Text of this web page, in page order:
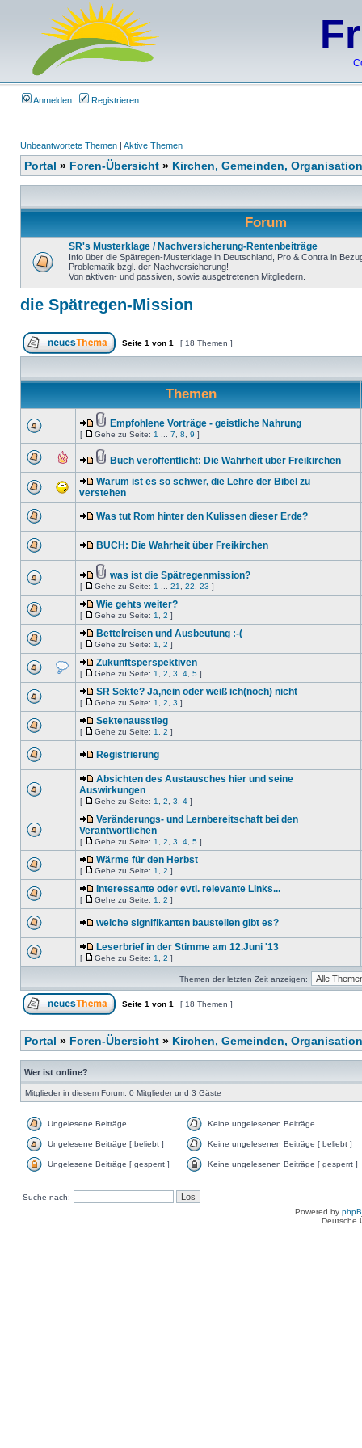
Anmelden Registrieren
Unbeantwortete Themen | Aktive Themen
Portal » Foren-Übersicht » Kirchen, Gemeinden,
Forum
SR's Musterklage / Nachversicherung-Rentenbeiträge
Info über die Spätregen-Musterklage in Deutschland, Pro & Contra in
Problematik bzgl. der Nachversicherung!
Von aktiven- und passiven, sowie ausgetretenen Mitgliedern.
die Spätregen-Mission
Seite 1 von 1 [ 18 Themen ]
Themen
Empfohlene Vorträge - geistliche Nahrung
[ Gehe zu Seite: 1 7 8 9 ]
Buch veröffentlicht: Die Wahrheit über Freikirchen
Warum ist es so schwer, die Lehre der Bibel zu
verstehen
Was tut Rom hinter den Kulissen dieser Erde?
BUCH: Die Wahrheit über Freikirchen
was ist die Spätregenmission?
[ Gehe zu Seite: 1 21 22 23 ]
Wie gehts weiter?
[ Gehe zu Seite: 1 2 ]
Bettelreisen und Ausbeutung :-(
[ Gehe zu Seite: 1 2 ]
Zukunftsperspektiven
[ Gehe zu Seite: 1 2 3 4 5 ]
SR Sekte? Ja,nein oder weiß ich(noch) nicht
[ Gehe zu Seite: 1 2 3 ]
Sektenausstieg
[ Gehe zu Seite: 1 2 ]
Registrierung
Absichten des Austausches hier und seine
Auswirkungen
[ Gehe zu Seite: 1 2 3 4 ]
Veränderungs- und Lernbereitschaft bei den
Verantwortlichen
[ Gehe zu Seite: 1 2 3 4 5 ]
Wärme für den Herbst
[ Gehe zu Seite: 1 2 ]
Interessante oder evtl. relevante Links...
[ Gehe zu Seite: 1 2 ]
welche signifikanten baustellen gibt es?
Leserbrief in der Stimme am 12.Juni '13
[ Gehe zu Seite: 1 2 ]
Themen der letzten Zeit anzeigen:
Seite 1 von 1 [ 18 Themen ]
Portal » Foren-Übersicht » Kirchen, Gemeinden,
Wer ist online?
Mitglieder in diesem Forum: 0 Mitglieder und 3 Gäste
Ungelesene Beiträge Keine ungelesenen Beiträge
Ungelesene Beiträge [ beliebt ] Keine ungelesenen Beiträge [ beliebt ]
Ungelesene Beiträge [ gesperrt ] Keine ungelesenen Beiträge [ gesperrt ]
Suche nach:
Powered by
Deutsche